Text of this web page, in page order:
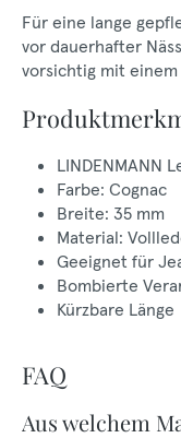
Für eine lange
vor dauerhafter
vorsichtig mit
LINDENMANN
Farbe: Cognac
Breite: 35 mm
Material:
Geeignet für
Bombierte
Kürzbare Länge
FAQ
Aus welchem